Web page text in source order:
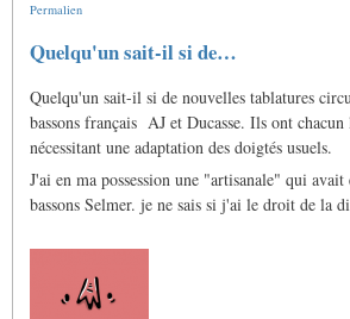
Permalien
Quelqu'un sait-il si de…
Quelqu'un sait-il si de nouvelles tablatures
bassons français AJ et Ducasse. Ils ont
nécessitant une adaptation des doigtés usuels.
J'ai en ma possession une "artisanale" qui avait
bassons Selmer. je ne sais si j'ai le droit de la